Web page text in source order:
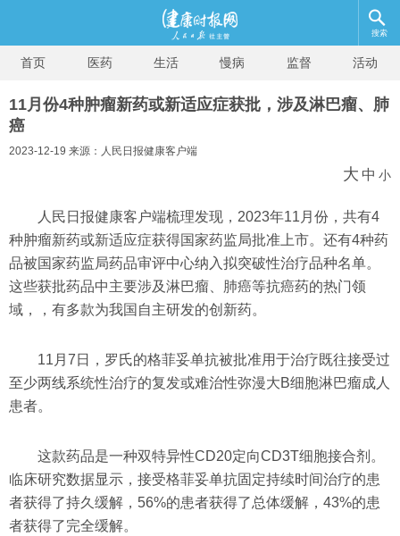
搜索
首页 医药 生活 慢病 监督 活动
11月份4种肿瘤新药或新适应症获批，涉及淋巴瘤、肺
癌
2023-12-19 来源：人民日报健康客户端
大 中 小
人民日报健康客户端梳理发现，2023年11月份，共有4
种肿瘤新药或新适应症获得国家药监局批准上市。还有4种药
品被国家药监局药品审评中心纳入拟突破性治疗品种名单。
这些获批药品中主要涉及淋巴瘤、肺癌等抗癌药的热门领
域，，有多款为我国自主研发的创新药。
11月7日，罗氏的格菲妥单抗被批准用于治疗既往接受过
至少两线系统性治疗的复发或难治性弥漫大B细胞淋巴瘤成人
患者。
这款药品是一种双特异性CD20定向CD3T细胞接合剂。
临床研究数据显示，接受格菲妥单抗固定持续时间治疗的患
者获得了持久缓解，56%的患者获得了总体缓解，43%的患
者获得了完全缓解。